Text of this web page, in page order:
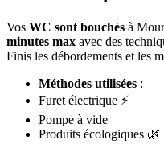
Vos WC sont bouchés à
minutes max avec des
Finis les débordements et les
Méthodes utilisées :
Furet électrique ⚡
Pompe à vide
Produits écologiques 🌿